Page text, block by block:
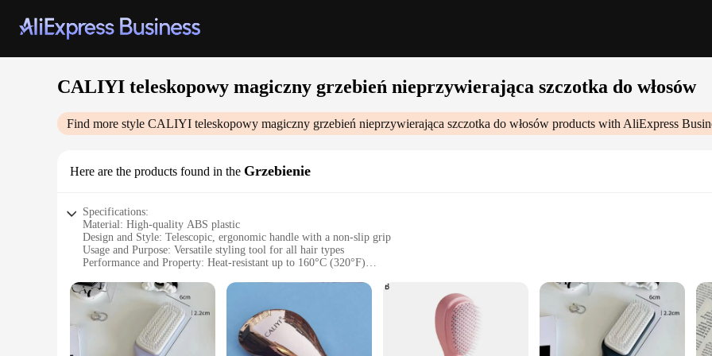
CALIYI teleskopowy magiczny grzebień nieprzywierająca szczotka do włosów
Find more style CALIYI teleskopowy magiczny grzebień nieprzywierająca szczotka do włosów products with AliExpress
Here are the products found in the Grzebienie
Specifications:
Material: High-quality ABS plastic
Design and Style: Telescopic, ergonomic handle with a non-slip grip
Usage and Purpose: Versatile styling tool for all hair types
Performance and Property: Heat-resistant up to 160°C (320°F)
Applicable People: Ideal for both professional stylists and home users
Features:
|Caliyi Teleskopowy Magiczny Grzebień Nieprzywierająca Szczotka Do Włosów|Wholesale|
**Versatile Styling and Care**